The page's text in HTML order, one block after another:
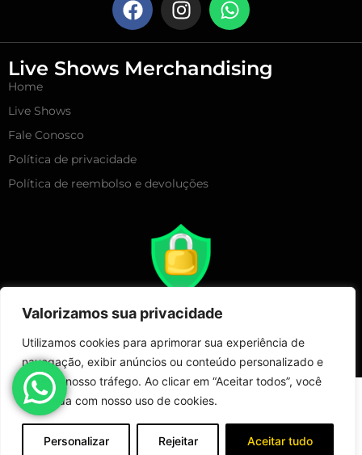
Valorizamos sua privacidade
Utilizamos cookies para aprimorar sua experiência de
navegação, exibir anúncios ou conteúdo personalizado e
analisar nosso tráfego. Ao clicar em “Aceitar todos”, você
concorda com nosso uso de cookies.
Personalizar Rejeitar Aceitar tudo
Live Shows Merchandising
Home
Live Shows
Fale Conosco
Política de privacidade
Política de reembolso e devoluções
Copyright 2025 – Live Show Merchandising | Todos Direitos
Reservados!
Loja Minha conta Fale Conosco